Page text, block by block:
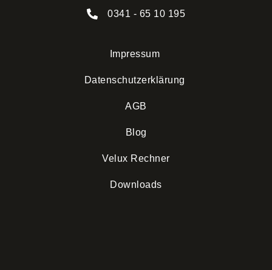
0341 - 65 10 195
Impressum
Datenschutzerklärung
AGB
Blog
Velux Rechner
Downloads